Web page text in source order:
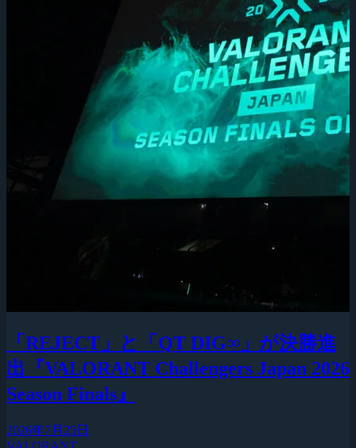
「REJECT」と「QT DIG∞」が決勝進
出『VALORANT Challengers Japan 2026
Season Finals』
2026年7月25日